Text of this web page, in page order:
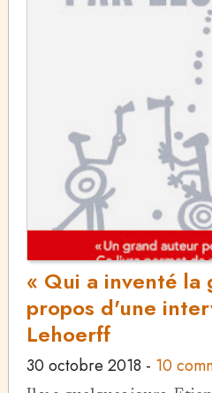
« Qui a inventé la
propos d'une
Lehoerff
30 octobre 2018 - 10